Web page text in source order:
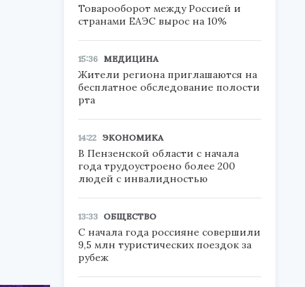
Товарооборот между Россией и
странами ЕАЭС вырос на 10%
15:36 МЕДИЦИНА
Жители региона приглашаются на
бесплатное обследование полости
рта
14:22 ЭКОНОМИКА
В Пензенской области с начала
года трудоустроено более 200
людей с инвалидностью
13:33 ОБЩЕСТВО
С начала года россияне совершили
9,5 млн туристических поездок за
рубеж